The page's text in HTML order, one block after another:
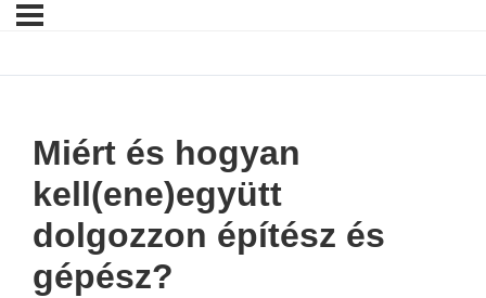
Miért és hogyan
kell(ene)együtt
dolgozzon építész és
gépész?